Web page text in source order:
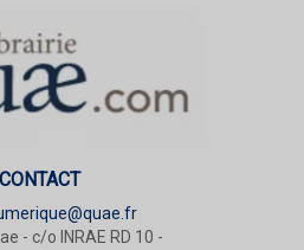
CONTACT
- c/o INRAE RD 10 -